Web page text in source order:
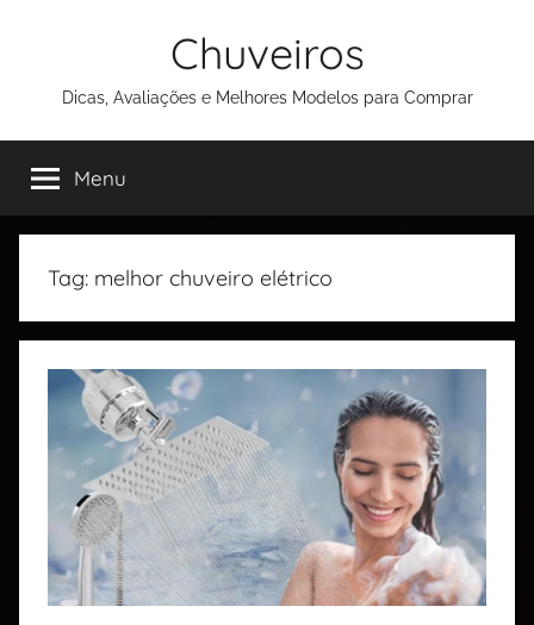
Chuveiros
Dicas, Avaliações e Melhores Modelos para Comprar
Menu
Tag: melhor chuveiro elétrico